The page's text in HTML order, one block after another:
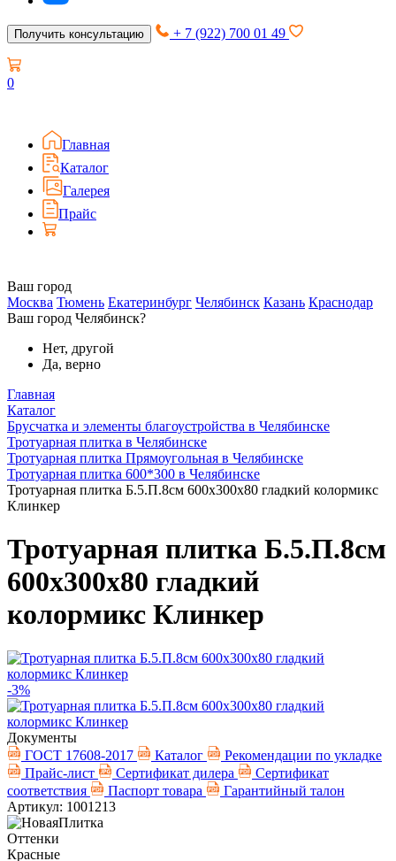
Получить консультацию + 7 (922) 700 01 49
0
Главная
Каталог
Галерея
Прайс
Ваш город
Москва Тюмень Екатеринбург Челябинск Казань Краснодар
Ваш город Челябинск?
Нет, другой
Да, верно
Главная
Каталог
Брусчатка и элементы благоустройства в Челябинске
Тротуарная плитка в Челябинске
Тротуарная плитка Прямоугольная в Челябинске
Тротуарная плитка 600*300 в Челябинске
Тротуарная плитка Б.5.П.8см 600х300х80 гладкий колормикс
Клинкер
Тротуарная плитка Б.5.П.8см
600х300х80 гладкий
колормикс Клинкер
-3%
Документы
ГОСТ 17608-2017
Каталог
Рекомендации по укладке
Прайс-лист
Сертификат дилера
Сертификат
соответствия
Паспорт товара
Гарантийный талон
Артикул: 1001213
Оттенки
Красные